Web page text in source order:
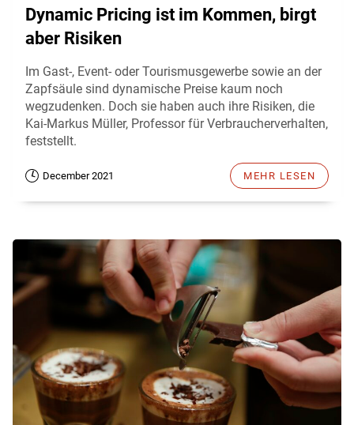
Dynamic Pricing ist im Kommen, birgt
aber Risiken
Im Gast-, Event- oder Tourismusgewerbe sowie an der
Zapfsäule sind dynamische Preise kaum noch
wegzudenken. Doch sie haben auch ihre Risiken, die
Kai-Markus Müller, Professor für Verbraucherverhalten,
feststellt.
December 2021 MEHR LESEN